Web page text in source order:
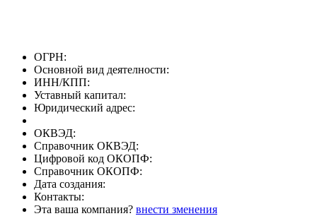
ОГРН:
Основной вид деятелности:
ИНН/КПП:
Уставный капитал:
Юридический адрес:
ОКВЭД:
Справочник ОКВЭД:
Цифровой код ОКОПФ:
Справочник ОКОПФ:
Дата создания:
Контакты:
Эта ваша компания? внести зменения